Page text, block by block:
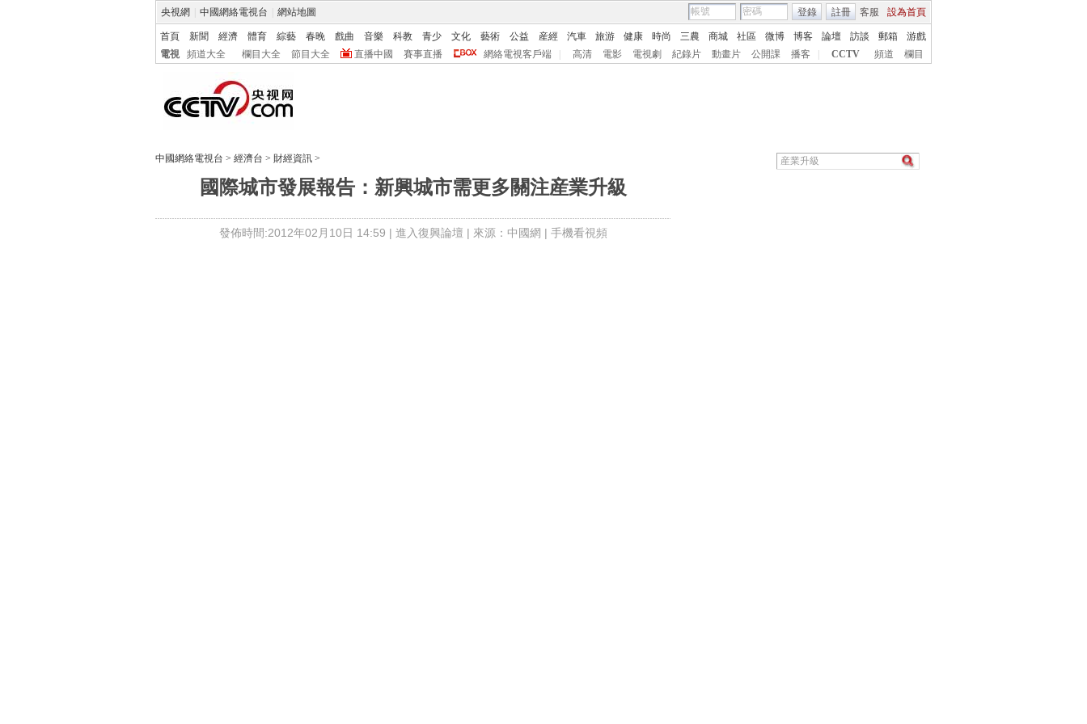
央視網 中國網絡電視台 網站地圖 客服 設為首頁
登錄 註冊
首頁 新聞 經濟 體育 綜藝 春晚 戲曲 音樂 科教 青少 文化 藝術 公益 産經 汽車 旅游 健康 時尚 三農 商城 社區 微博 博客 論壇 訪談 郵箱
游戲
電視
頻道大全 欄目大全 節目大全 直播中國 賽事直播 網絡電視客戶端 高清 電影 電視劇 紀錄片 動畫片 公開課 播客 CCTV 頻道 欄目
中國網絡電視台 > 經濟台 > 財經資訊 >
國際城市發展報告：新興城市需更多關注産業升級
發佈時間:2012年02月10日 14:59 | 進入復興論壇 | 來源：中國網 | 手機看視頻